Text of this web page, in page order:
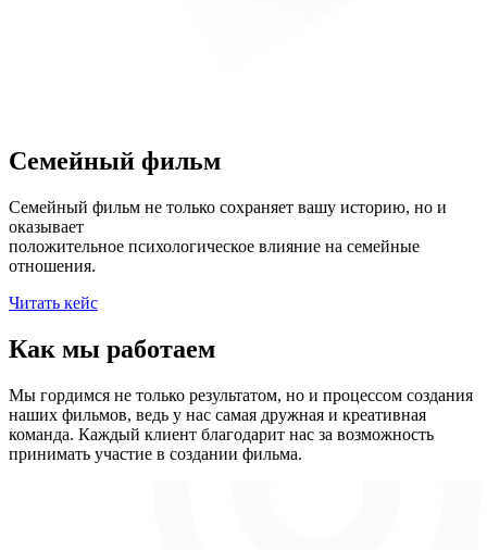
Семейный фильм
Семейный фильм не только сохраняет вашу историю, но и
оказывает
положительное психологическое влияние на семейные
отношения.
Читать кейс
Как мы работаем
Мы гордимся не только результатом, но и процессом создания
наших фильмов, ведь у нас самая дружная и креативная
команда. Каждый клиент благодарит нас за возможность
принимать участие в создании фильма.